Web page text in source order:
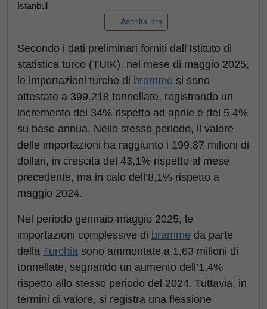
Istanbul
Ascolta ora
Secondo i dati preliminari forniti dall’Istituto di
statistica turco (TUIK), nel mese di maggio 2025,
le importazioni turche di bramme si sono
attestate a 399.218 tonnellate, registrando un
incremento del 34% rispetto ad aprile e del 5,4%
su base annua. Nello stesso periodo, il valore
delle importazioni ha raggiunto i 199,87 milioni di
dollari, in crescita del 43,1% rispetto al mese
precedente, ma in calo dell’8,1% rispetto a
maggio 2024.
Nel periodo gennaio-maggio 2025, le
importazioni complessive di bramme da parte
della Turchia sono ammontate a 1,63 milioni di
tonnellate, segnando un aumento dell’1,4%
rispetto allo stesso periodo del 2024. Tuttavia, in
termini di valore, si registra una flessione